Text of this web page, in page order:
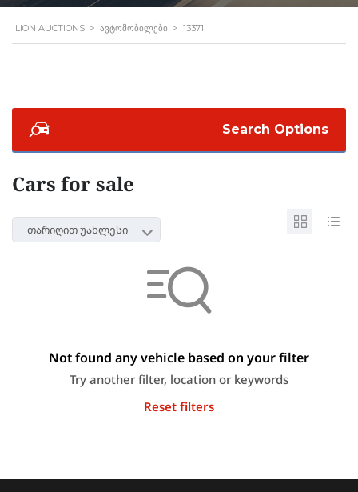
LION AUCTIONS > ᲐᲕᲢᲝᲛᲝᲑᲘᲚᲔᲑᲘ > 13371
Search Options
Cars for sale
თარიღით უახლესი
Not found any vehicle based on your filter
Try another filter, location or keywords
Reset filters